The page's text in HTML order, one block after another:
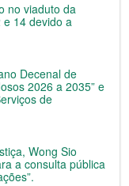
no viaduto da
e 14 devido a
Decenal de
2026 a 2035” e
de
Wong Sio
a consulta pública